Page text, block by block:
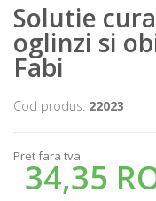
Solutie
oglinzi si
Fabi
Cod produs: 22023
Pret fara tva
34,35